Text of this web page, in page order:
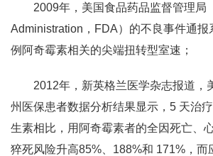
2009年，美国食品药品监督管理局
Administration，FDA）的不良事件通报
例阿奇霉素相关的尖端扭转型室速；
2012年，新英格兰医学杂志报道，
州医保患者数据分析结果显示，5 天治
生素相比，用阿奇霉素者的全因死亡、
猝死风险升高85%、188%和 171%，而